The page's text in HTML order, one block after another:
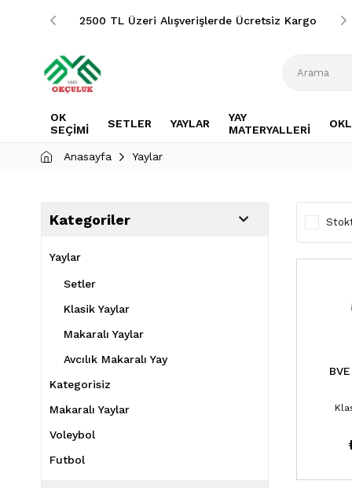
2500 TL Üzeri Alışverişlerde Ücretsiz Kargo
OK
SEÇİMİ
SETLER YAYLAR
YAY
MATERYALLERİ
Anasayfa Yaylar
Kategoriler
Yaylar
Setler
Klasik Yaylar
Makaralı Yaylar
Avcılık Makaralı Yay
Kategorisiz
Makaralı Yaylar
Voleybol
Futbol